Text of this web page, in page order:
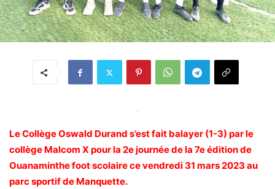
Le Collège Oswald Durand s’est fait balayer (1-3) par le
collège Malcom X pour la 2e journée de la 7e édition de
Ouanaminthe foot scolaire ce vendredi 31 mars 2023 au
parc sportif de Manquette.